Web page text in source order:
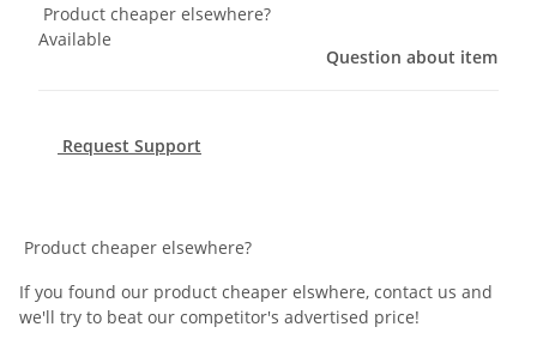
Product cheaper elsewhere?
Available
Question about item
Request Support
Product cheaper elsewhere?
If you found our product cheaper elswhere, contact us and
we'll try to beat our competitor's advertised price!